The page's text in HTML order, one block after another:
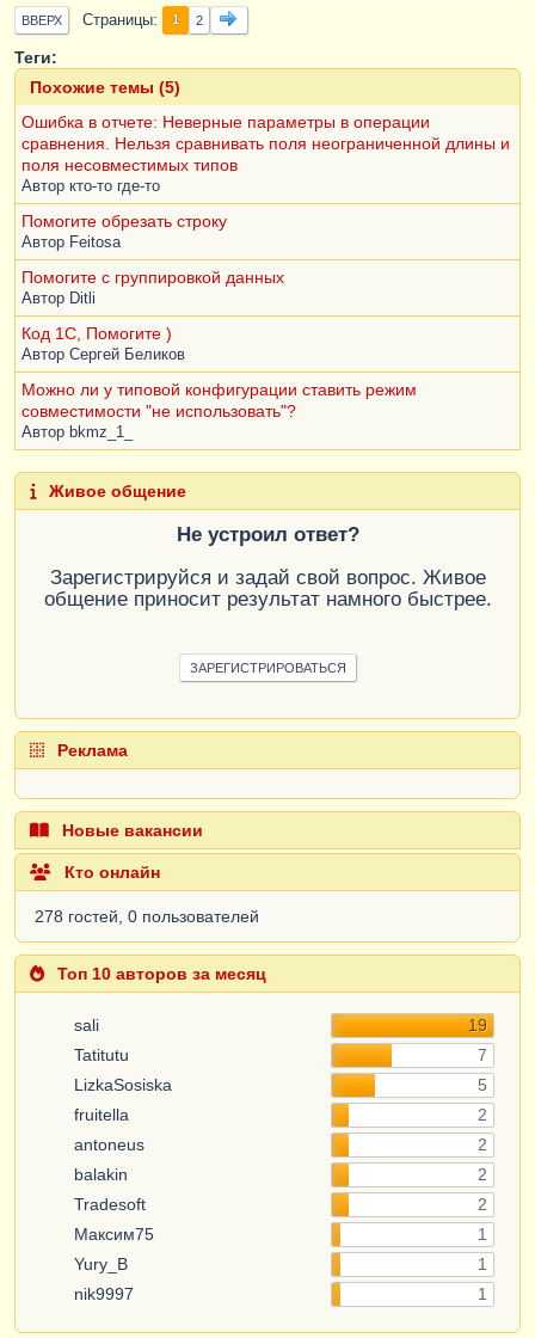
ВВЕРХ Страницы 1 2
Теги:
Похожие темы (5)
Ошибка в отчете: Неверные параметры в операции
сравнения. Нельзя сравнивать поля неограниченной длины и
поля несовместимых типов
Автор кто-то где-то
Помогите обрезать строку
Автор Feitosa
Помогите с группировкой данных
Автор Ditli
Код 1С, Помогите )
Автор Сергей Беликов
Можно ли у типовой конфигурации ставить режим
совместимости "не использовать"?
Автор bkmz_1_
Живое общение
Не устроил ответ?
Зарегистрируйся и задай свой вопрос. Живое
общение приносит результат намного быстрее.
ЗАРЕГИСТРИРОВАТЬСЯ
Реклама
Новые вакансии
Кто онлайн
278 гостей, 0 пользователей
Топ 10 авторов за месяц
sali
19
Tatitutu
7
LizkaSosiska
5
fruitella
2
antoneus
2
balakin
2
Tradesoft
2
Максим75
1
Yury_B
1
nik9997
1